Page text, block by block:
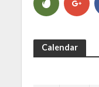
Calendar